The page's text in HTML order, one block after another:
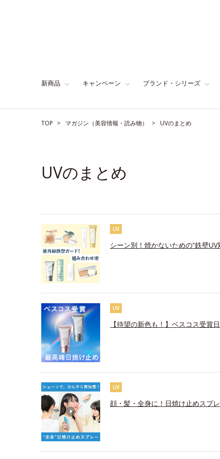
新商品 キャンペーン ブランド・シリーズ
TOP マガジン（美容情報・読み物） UVのまとめ
UVのまとめ
UV
シーン別！焼かないための“鉄壁
UV
【待望の新色も！】ベスコス受賞
UV
顔・髪・全身に！日焼け止めスプ